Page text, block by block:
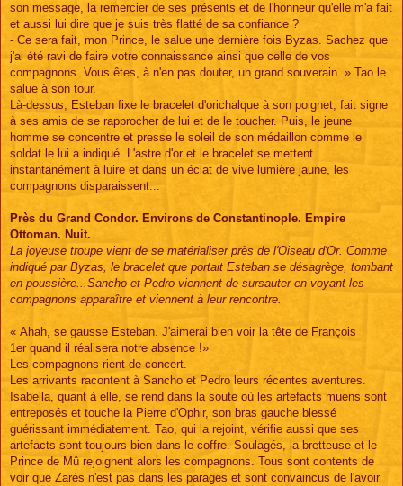
son message, la remercier de ses présents et de l'honneur qu'elle m'a fait
et aussi lui dire que je suis très flatté de sa confiance ?
- Ce sera fait, mon Prince, le salue une dernière fois Byzas. Sachez que
j'ai été ravi de faire votre connaissance ainsi que celle de vos
compagnons. Vous êtes, à n'en pas douter, un grand souverain. » Tao le
salue à son tour.
Là-dessus, Esteban fixe le bracelet d'orichalque à son poignet, fait signe
à ses amis de se rapprocher de lui et de le toucher. Puis, le jeune
homme se concentre et presse le soleil de son médaillon comme le
soldat le lui a indiqué. L'astre d'or et le bracelet se mettent
instantanément à luire et dans un éclat de vive lumière jaune, les
compagnons disparaissent...
Près du Grand Condor. Environs de Constantinople. Empire
Ottoman. Nuit.
La joyeuse troupe vient de se matérialiser près de l'Oiseau d'Or. Comme
indiqué par Byzas, le bracelet que portait Esteban se désagrège, tombant
en poussière...Sancho et Pedro viennent de sursauter en voyant les
compagnons apparaître et viennent à leur rencontre.
« Ahah, se gausse Esteban. J'aimerai bien voir la tête de François
1er quand il réalisera notre absence !»
Les compagnons rient de concert.
Les arrivants racontent à Sancho et Pedro leurs récentes aventures.
Isabella, quant à elle, se rend dans la soute où les artefacts muens sont
entreposés et touche la Pierre d'Ophir, son bras gauche blessé
guérissant immédiatement. Tao, qui la rejoint, vérifie aussi que ses
artefacts sont toujours bien dans le coffre. Soulagés, la bretteuse et le
Prince de Mû rejoignent alors les compagnons. Tous sont contents de
voir que Zarès n'est pas dans les parages et sont convaincus de l'avoir